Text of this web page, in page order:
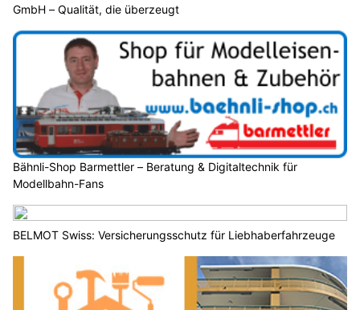
GmbH – Qualität, die überzeugt
Bähnli-Shop Barmettler – Beratung & Digitaltechnik für
Modellbahn-Fans
BELMOT Swiss: Versicherungsschutz für Liebhaberfahrzeuge